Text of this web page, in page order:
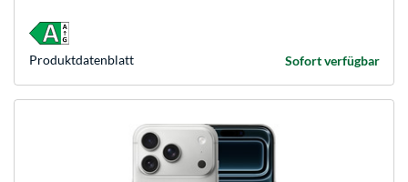
Sofort verfügbar
Produkt­datenblatt